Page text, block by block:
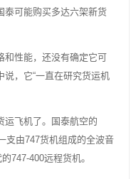
泰可能购买多达六架新货
和性能，还没有确定它可
，它“一直在研究货运机
运飞机了。国泰航空的
支由747货机组成的全波音
747-400远程货机。